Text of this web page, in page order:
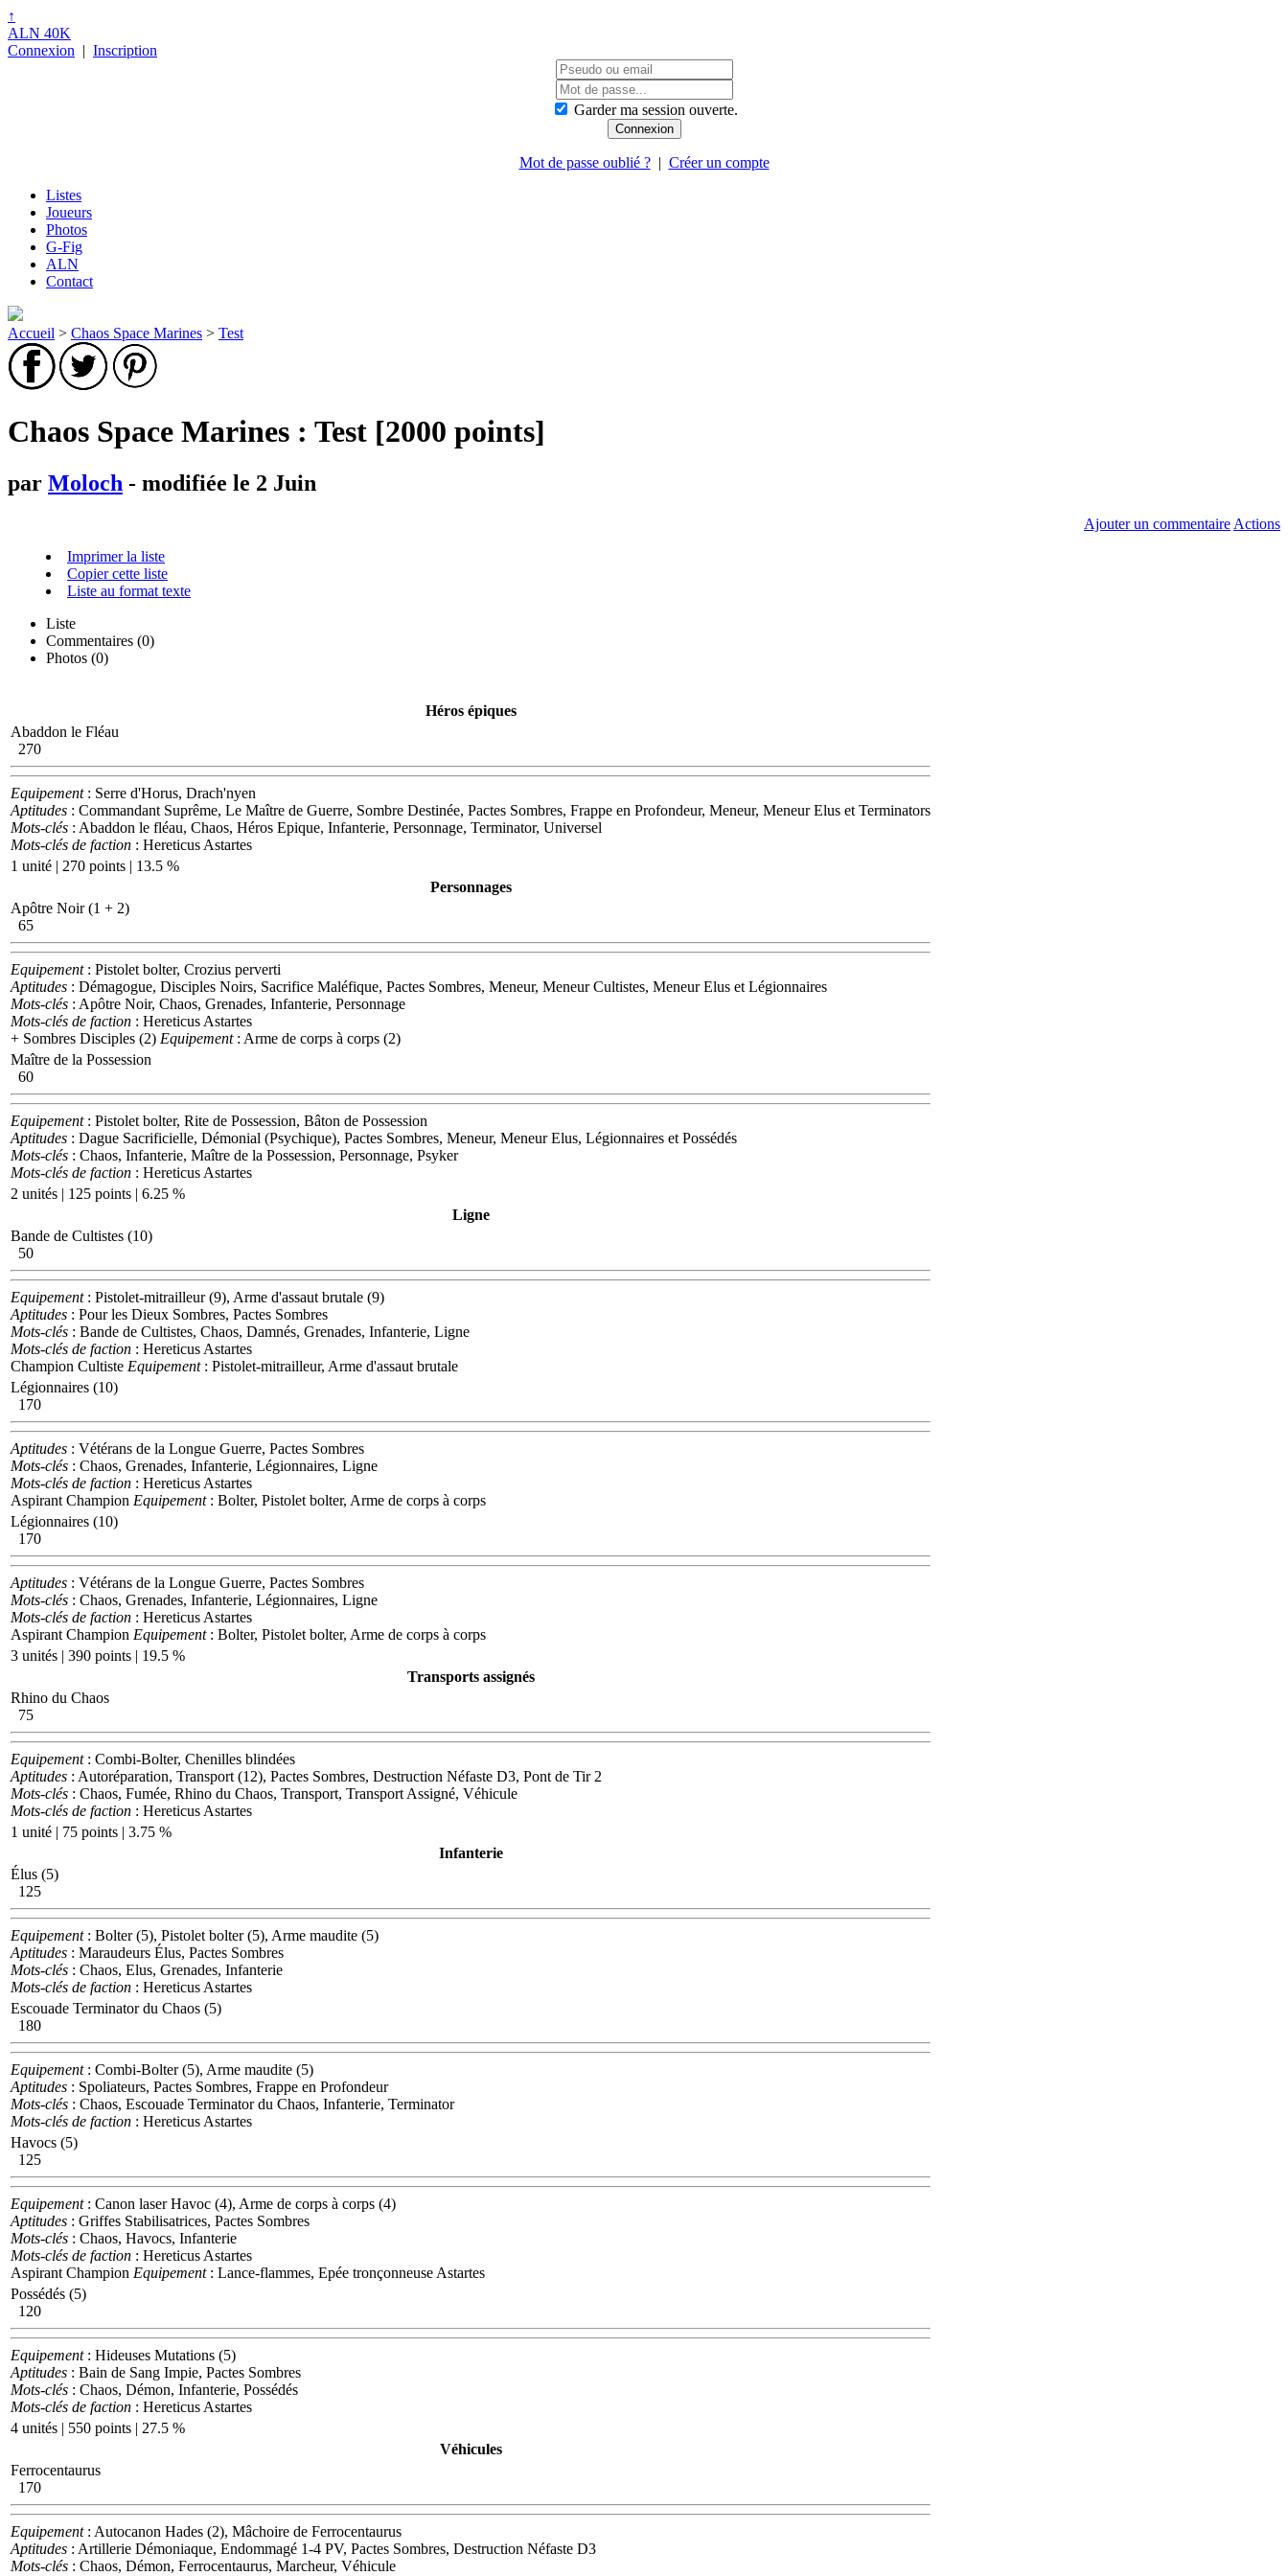
↑
ALN 40K
Connexion | Inscription
Garder ma session ouverte.
Mot de passe oublié ?| Créer un compte
Listes
Joueurs
Photos
G-Fig
ALN
Contact
Accueil > Chaos Space Marines > Test
Chaos Space Marines : Test [2000 points]
par Moloch - modifiée le 2 Juin
Ajouter un commentaire Actions
Imprimer la liste
Copier cette liste
Liste au format texte
Liste
Commentaires (0)
Photos (0)
Héros épiques
Abaddon le Fléau
270
Equipement: Serre d'Horus, Drach'nyen
Aptitudes : Commandant Suprême, Le Maître de Guerre, Sombre Destinée, Pactes Sombres, Frappe en Profondeur, Meneur, Meneur Elus et Terminators
Mots-clés : Abaddon le fléau, Chaos, Héros Epique, Infanterie, Personnage, Terminator, Universel
Mots-clés de faction : Hereticus Astartes
1 unité | 270 points | 13.5 %
Personnages
Apôtre Noir (1 + 2)
65
Equipement: Pistolet bolter, Crozius perverti
Aptitudes : Démagogue, Disciples Noirs, Sacrifice Maléfique, Pactes Sombres, Meneur, Meneur Cultistes, Meneur Elus et Légionnaires
Mots-clés : Apôtre Noir, Chaos, Grenades, Infanterie, Personnage
Mots-clés de faction : Hereticus Astartes
+ Sombres Disciples (2) Equipement: Arme de corps à corps (2)
Maître de la Possession
60
Equipement: Pistolet bolter, Rite de Possession, Bâton de Possession
Aptitudes : Dague Sacrificielle, Démonial (Psychique), Pactes Sombres, Meneur, Meneur Elus, Légionnaires et Possédés
Mots-clés : Chaos, Infanterie, Maître de la Possession, Personnage, Psyker
Mots-clés de faction : Hereticus Astartes
2 unités | 125 points | 6.25 %
Ligne
Bande de Cultistes (10)
50
Equipement: Pistolet-mitrailleur (9), Arme d'assaut brutale (9)
Aptitudes : Pour les Dieux Sombres, Pactes Sombres
Mots-clés : Bande de Cultistes, Chaos, Damnés, Grenades, Infanterie, Ligne
Mots-clés de faction : Hereticus Astartes
Champion Cultiste Equipement: Pistolet-mitrailleur, Arme d'assaut brutale
Légionnaires (10)
170
Aptitudes : Vétérans de la Longue Guerre, Pactes Sombres
Mots-clés : Chaos, Grenades, Infanterie, Légionnaires, Ligne
Mots-clés de faction : Hereticus Astartes
Aspirant Champion Equipement: Bolter, Pistolet bolter, Arme de corps à corps
Légionnaires (10)
170
Aptitudes : Vétérans de la Longue Guerre, Pactes Sombres
Mots-clés : Chaos, Grenades, Infanterie, Légionnaires, Ligne
Mots-clés de faction : Hereticus Astartes
Aspirant Champion Equipement: Bolter, Pistolet bolter, Arme de corps à corps
3 unités | 390 points | 19.5 %
Transports assignés
Rhino du Chaos
75
Equipement: Combi-Bolter, Chenilles blindées
Aptitudes : Autoréparation, Transport (12), Pactes Sombres, Destruction Néfaste D3, Pont de Tir 2
Mots-clés : Chaos, Fumée, Rhino du Chaos, Transport, Transport Assigné, Véhicule
Mots-clés de faction : Hereticus Astartes
1 unité | 75 points | 3.75 %
Infanterie
Élus (5)
125
Equipement: Bolter (5), Pistolet bolter (5), Arme maudite (5)
Aptitudes : Maraudeurs Élus, Pactes Sombres
Mots-clés : Chaos, Elus, Grenades, Infanterie
Mots-clés de faction : Hereticus Astartes
Escouade Terminator du Chaos (5)
180
Equipement: Combi-Bolter (5), Arme maudite (5)
Aptitudes : Spoliateurs, Pactes Sombres, Frappe en Profondeur
Mots-clés : Chaos, Escouade Terminator du Chaos, Infanterie, Terminator
Mots-clés de faction : Hereticus Astartes
Havocs (5)
125
Equipement: Canon laser Havoc (4), Arme de corps à corps (4)
Aptitudes : Griffes Stabilisatrices, Pactes Sombres
Mots-clés : Chaos, Havocs, Infanterie
Mots-clés de faction : Hereticus Astartes
Aspirant Champion Equipement: Lance-flammes, Epée tronçonneuse Astartes
Possédés (5)
120
Equipement: Hideuses Mutations (5)
Aptitudes : Bain de Sang Impie, Pactes Sombres
Mots-clés : Chaos, Démon, Infanterie, Possédés
Mots-clés de faction : Hereticus Astartes
4 unités | 550 points | 27.5 %
Véhicules
Ferrocentaurus
170
Equipement: Autocanon Hades (2), Mâchoire de Ferrocentaurus
Aptitudes : Artillerie Démoniaque, Endommagé 1-4 PV, Pactes Sombres, Destruction Néfaste D3
Mots-clés : Chaos, Démon, Ferrocentaurus, Marcheur, Véhicule